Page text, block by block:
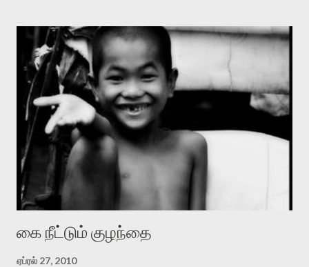
கை நீட்டும் குழந்தை
ஏப்ரல் 27, 2010